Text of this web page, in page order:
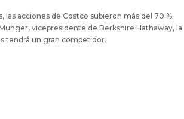
las acciones de Costco subieron más del 70 %.
vicepresidente de Berkshire Hathaway, la
tendrá un gran competidor.